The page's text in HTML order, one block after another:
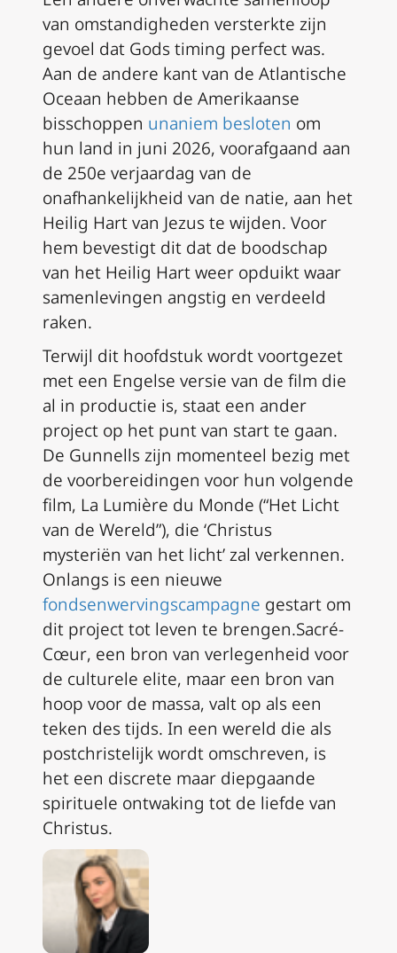
van omstandigheden versterkte zijn
gevoel dat Gods timing perfect was.
Aan de andere kant van de Atlantische
Oceaan hebben de Amerikaanse
bisschoppen unaniem besloten om
hun land in juni 2026, voorafgaand aan
de 250e verjaardag van de
onafhankelijkheid van de natie, aan het
Heilig Hart van Jezus te wijden. Voor
hem bevestigt dit dat de boodschap
van het Heilig Hart weer opduikt waar
samenlevingen angstig en verdeeld
raken.
Terwijl dit hoofdstuk wordt voortgezet
met een Engelse versie van de film die
al in productie is, staat een ander
project op het punt van start te gaan.
De Gunnells zijn momenteel bezig met
de voorbereidingen voor hun volgende
film, La Lumière du Monde (“Het Licht
van de Wereld”), die ‘Christus
mysteriën van het licht’ zal verkennen.
Onlangs is een nieuwe
fondsenwervingscampagne gestart om
dit project tot leven te brengen.Sacré-
Cœur, een bron van verlegenheid voor
de culturele elite, maar een bron van
hoop voor de massa, valt op als een
teken des tijds. In een wereld die als
postchristelijk wordt omschreven, is
het een discrete maar diepgaande
spirituele ontwaking tot de liefde van
Christus.